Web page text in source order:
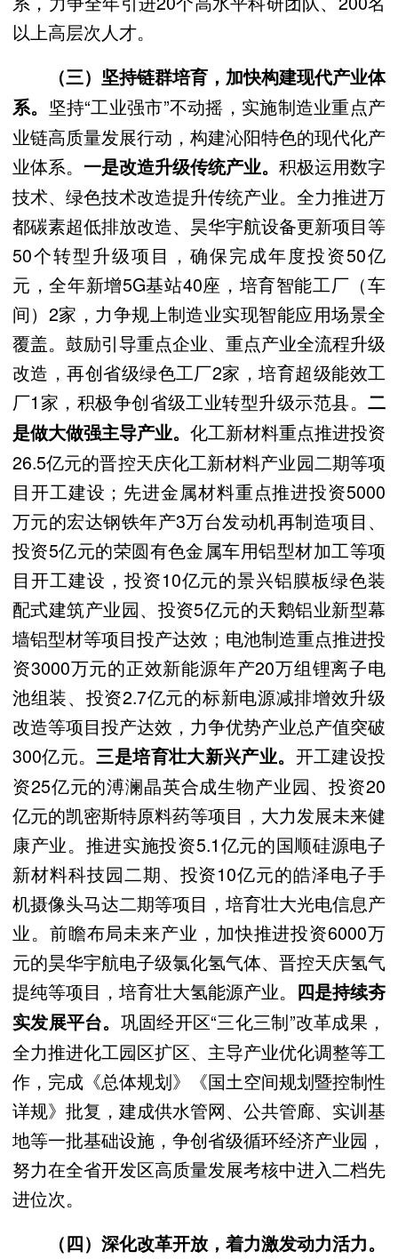
以上高层次人才。
（三）坚持链群培育，加快构建现代产业体
系。 坚持“工业强市”不动摇，实施制造业重点产
业链高质量发展行动，构建沁阳特色的现代化产
业体系。 一是改造升级传统产业。 积极运用数字
技术、绿色技术改造提升传统产业。全力推进万
都碳素超低排放改造、昊华宇航设备更新项目等
50个转型升级项目，确保完成年度投资50亿
元，全年新增5G基站40座，培育智能工厂（车
间）2家，力争规上制造业实现智能应用场景全
覆盖。鼓励引导重点企业、重点产业全流程升级
改造，再创省级绿色工厂2家，培育超级能效工
厂1家，积极争创省级工业转型升级示范县。 二
是做大做强主导产业。 化工新材料重点推进投资
26.5亿元的晋控天庆化工新材料产业园二期等项
目开工建设；先进金属材料重点推进投资5000
万元的宏达钢铁年产3万台发动机再制造项目、
投资5亿元的荣圆有色金属车用铝型材加工等项
目开工建设，投资10亿元的景兴铝膜板绿色装
配式建筑产业园、投资5亿元的天鹅铝业新型幕
墙铝型材等项目投产达效；电池制造重点推进投
资3000万元的正效新能源年产20万组锂离子电
池组装、投资2.7亿元的标新电源减排增效升级
改造等项目投产达效，力争优势产业总产值突破
300亿元。三是培育壮大新兴产业。 开工建设投
资25亿元的溥澜晶英合成生物产业园、投资20
亿元的凯密斯特原料药等项目，大力发展未来健
康产业。推进实施投资5.1亿元的国顺硅源电子
新材料科技园二期、投资10亿元的皓泽电子手
机摄像头马达二期等项目，培育壮大光电信息产
业。前瞻布局未来产业，加快推进投资6000万
元的昊华宇航电子级氯化氢气体、晋控天庆氢气
提纯等项目，培育壮大氢能源产业。 四是持续夯
实发展平台。 巩固经开区“三化三制”改革成果，
全力推进化工园区扩区、主导产业优化调整等工
作，完成《总体规划》《国土空间规划暨控制性
详规》批复，建成供水管网、公共管廊、实训基
地等一批基础设施，争创省级循环经济产业园，
努力在全省开发区高质量发展考核中进入二档先
进位次。
（四）深化改革开放，着力激发动力活力。